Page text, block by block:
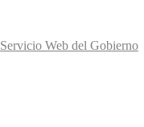
Servicio Web del Gobierno